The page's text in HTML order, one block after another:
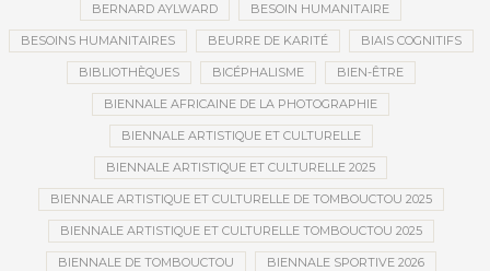
BERNARD AYLWARD BESOIN HUMANITAIRE
BESOINS HUMANITAIRES BEURRE DE KARITÉ BIAIS COGNITIFS
BIBLIOTHÈQUES BICÉPHALISME BIEN-ÊTRE
BIENNALE AFRICAINE DE LA PHOTOGRAPHIE
BIENNALE ARTISTIQUE ET CULTURELLE
BIENNALE ARTISTIQUE ET CULTURELLE 2025
BIENNALE ARTISTIQUE ET CULTURELLE DE TOMBOUCTOU 2025
BIENNALE ARTISTIQUE ET CULTURELLE TOMBOUCTOU 2025
BIENNALE DE TOMBOUCTOU BIENNALE SPORTIVE 2026